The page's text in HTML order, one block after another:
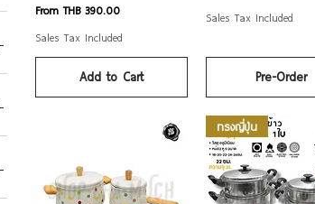
FromTHB 390.00
Sale Price
Sales Tax Included
Add to Cart
Sales Tax Included
Pre-Order
ทรงญี่ปุ่น